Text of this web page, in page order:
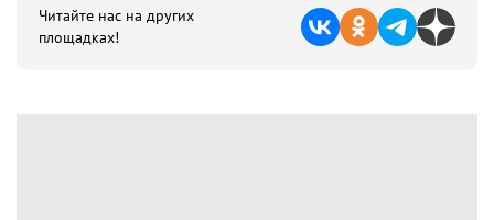
Читайте нас на других
площадках!